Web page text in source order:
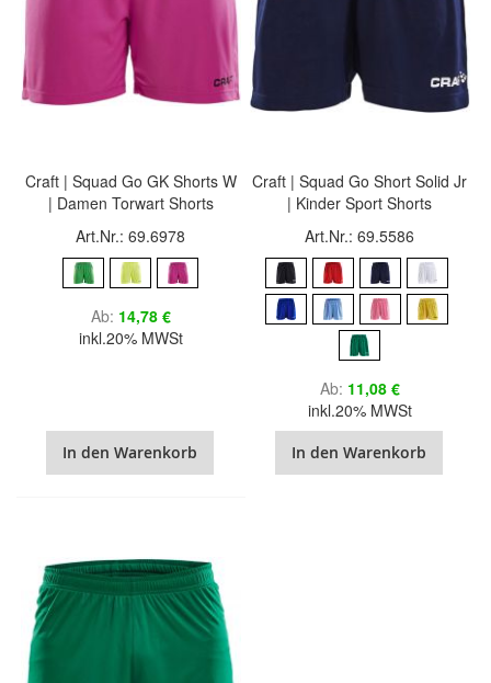
Craft | Squad Go GK Shorts W
| Damen Torwart Shorts
Art.Nr.: 69.6978
Ab 14,78 €
inkl.20% MWSt
In den Warenkorb
Craft | Squad Go Short Solid Jr
| Kinder Sport Shorts
Art.Nr.: 69.5586
Ab 11,08 €
inkl.20% MWSt
In den Warenkorb